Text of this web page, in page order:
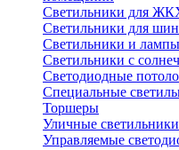
Светильники для
Светильники для
Светильники и
Светильники с
Светодиодные
Специальные
Торшеры
Уличные светильники
Управляемые